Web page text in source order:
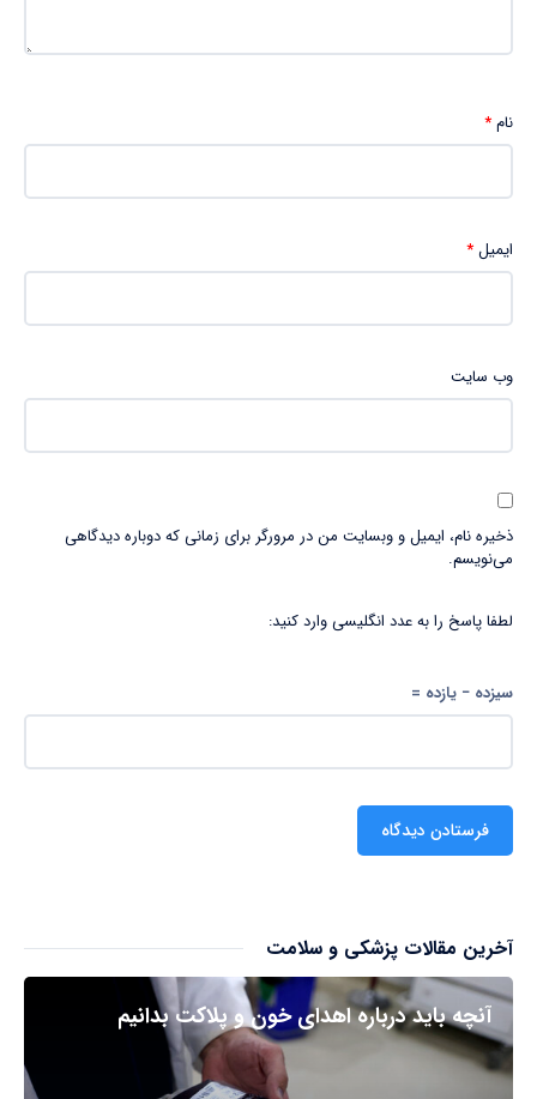
نام*
ایمیل*
وب‌ سایت
ذخیره نام، ایمیل و وبسایت من در مرورگر برای زمانی که دوباره دیدگاهی
می‌نویسم.
لطفا پاسخ را به عدد انگلیسی وارد کنید:
سیزده − یازده =
آخرین مقالات پزشکی و سلامت
آنچه باید درباره اهدای خون و پلاکت بدانیم